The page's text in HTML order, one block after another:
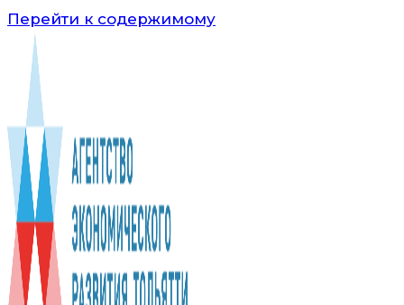
Перейти к содержимому